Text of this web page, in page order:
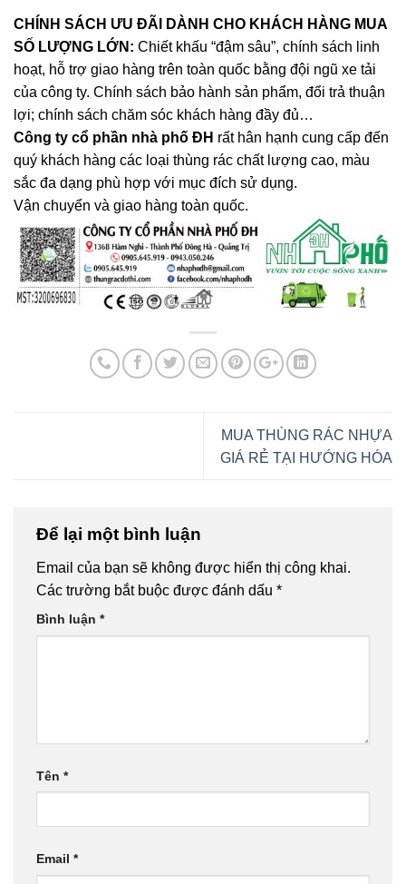
CHÍNH SÁCH ƯU ĐÃI DÀNH CHO KHÁCH HÀNG MUA
SỐ LƯỢNG LỚN: Chiết khấu “đậm sâu”, chính sách linh
hoạt, hỗ trợ giao hàng trên toàn quốc bằng đội ngũ xe tải
của công ty. Chính sách bảo hành sản phẩm, đổi trả thuận
lợi; chính sách chăm sóc khách hàng đầy đủ…
Công ty cổ phần nhà phố ĐH rất hân hạnh cung cấp đến
quý khách hàng các loại thùng rác chất lượng cao, màu
sắc đa dạng phù hợp với mục đích sử dụng.
Vận chuyển và giao hàng toàn quốc.
MUA THÙNG RÁC NHỰA
GIÁ RẺ TẠI HƯỚNG HÓA
Để lại một bình luận
Email của bạn sẽ không được hiển thị công khai.
Các trường bắt buộc được đánh dấu *
Bình luận *
Tên *
Email *